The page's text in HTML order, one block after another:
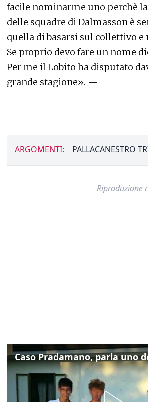
facile nominarme uno perchè
delle squadre di Dalmasson è
quella di basarsi sul collettivo e
Se proprio devo fare un nome
Per me il Lobito ha disputato
grande stagione». —
ARGOMENTI: PALLACANESTRO
Riproduzione